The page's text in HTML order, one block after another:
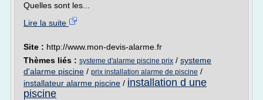
Quelles sont les...
Lire la suite
Site : http://www.mon-devis-alarme.fr
Thèmes liés : systeme d'alarme piscine prix / systeme
d'alarme piscine / prix installation alarme de piscine /
installateur alarme piscine / installation d une
piscine